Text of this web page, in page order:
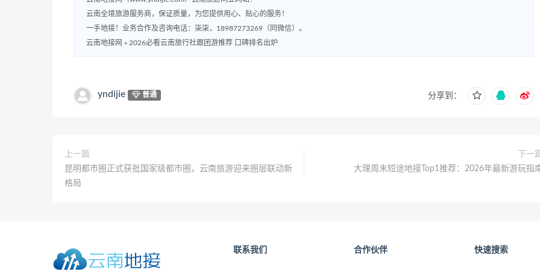
云南全境旅游服务商，保证质量，为您提供用心、贴心的服务！
一手地接！业务合作及咨询电话：柒柒，18987273269（同微信）。
云南地接网 » 2026必看云南旅行社跟团游推荐 口碑排名出炉
yndijie 普通 分享到：
上一篇
昆明都市圈正式获批国家级都市圈，云南旅游迎来圈层联动新
格局
下一
大理周末短途地接Top1推荐：2026年最新游玩指
联系我们 合作伙伴 快速搜索